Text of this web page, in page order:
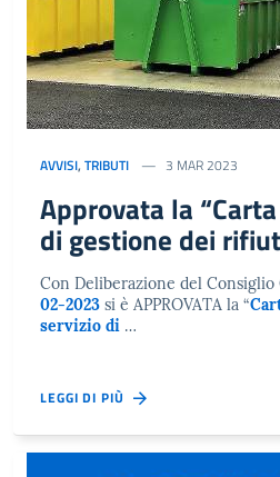
AVVISI, TRIBUTI 3 MAR 2023
Approvata la
di gestione dei
Con Deliberazione del Consiglio
02-2023 si è APPROVATA la “
servizio di …
LEGGI DI PIÙ